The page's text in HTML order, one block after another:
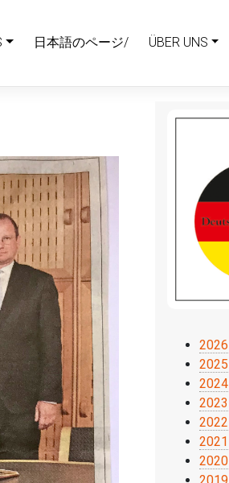
日本語のページ/ ÜBER UNS
2026
2025
2024
2023
2022
2021
2020
2019